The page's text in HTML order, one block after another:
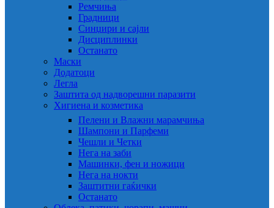
Ремчиња
Градници
Синџири и сајли
Дисциплинки
Останато
Маски
Додатоци
Легла
Заштита од надворешни паразити
Хигиена и козметика
Пелени и Влажни марамчиња
Шампони и Парфеми
Чешли и Четки
Нега на заби
Машинки, фен и ножици
Нега на нокти
Заштитни гаќички
Останато